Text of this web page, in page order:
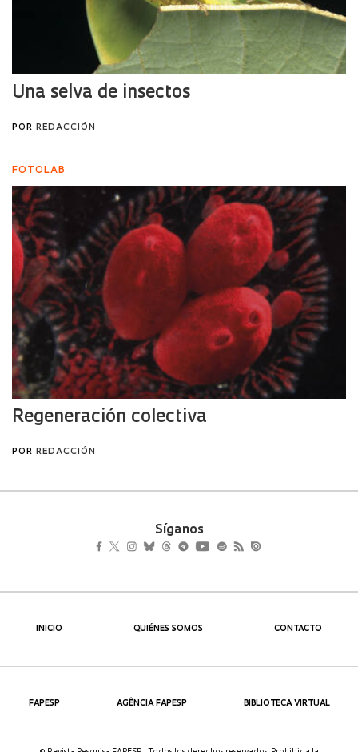
Síganos
INICIO QUIÉNES SOMOS CONTACTO
FAPESP AGÊNCIA FAPESP BIBLIOTECA VIRTUAL